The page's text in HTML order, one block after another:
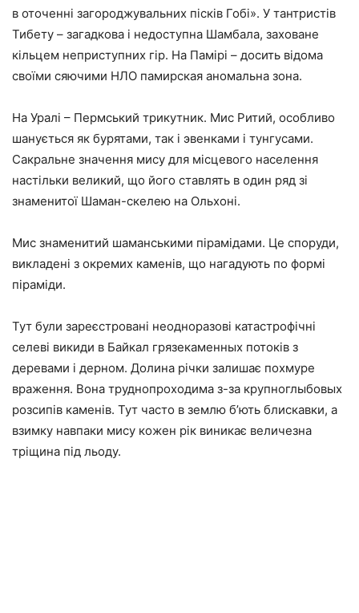
в оточенні загороджувальних пісків Гобі». У тантристів
Тибету – загадкова і недоступна Шамбала, заховане
кільцем неприступних гір. На Памірі – досить відома
своїми сяючими НЛО памирская аномальна зона.
На Уралі – Пермський трикутник. Мис Ритий, особливо
шанується як бурятами, так і эвенками і тунгусами.
Сакральне значення мису для місцевого населення
настільки великий, що його ставлять в один ряд зі
знаменитої Шаман-скелею на Ольхоні.
Мис знаменитий шаманськими пірамідами. Це споруди,
викладені з окремих каменів, що нагадують по формі
піраміди.
Тут були зареєстровані неодноразові катастрофічні
селеві викиди в Байкал грязекаменных потоків з
деревами і дерном. Долина річки залишає похмуре
враження. Вона труднопроходима з-за крупноглыбовых
розсипів каменів. Тут часто в землю б’ють блискавки, а
взимку навпаки мису кожен рік виникає величезна
тріщина під льоду.